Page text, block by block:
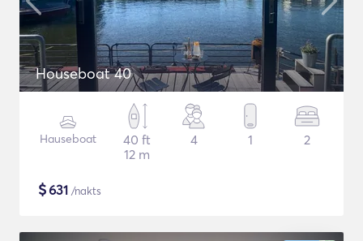
Houseboat 40
Hauseboat
40 ft
12 m
4 1 2
$631 /nakts